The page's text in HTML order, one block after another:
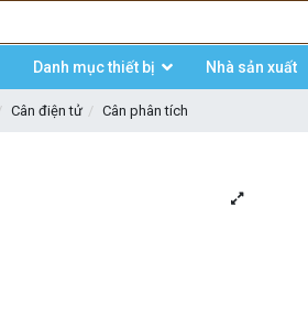
Danh mục thiết bị Nhà sản xuất
Cân điện tử Cân phân tích